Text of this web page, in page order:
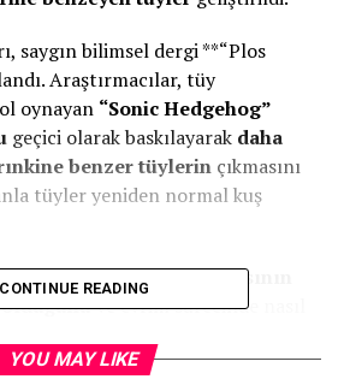
saygın bilimsel dergi **“Plos
Araştırmacılar, tüy
oynayan “Sonic Hedgehog”
geçici olarak baskılayarak daha
benzer tüylerinçıkmasını
tüyler yeniden normal kuş
genetik mekanizmasının
olduğunuve evrim sürecinde nasıl
yolunun aktive edilmesiyle
CONTINUE READING
YOU MAY LIKE